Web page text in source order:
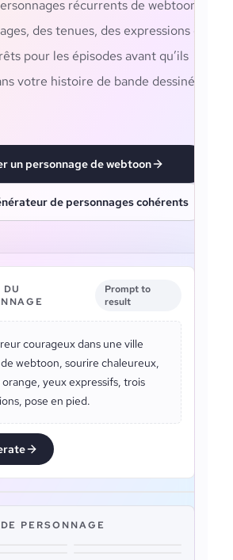
récurrents de webtoon
des tenues, des expressions et
pour les épisodes avant qu’ils
votre histoire de bande dessinée
un personnage de webtoon
de personnages cohérents
Prompt to
result
courageux dans une ville
webtoon, sourire chaleureux,
yeux expressifs, trois
pose en pied.
PERSONNAGE